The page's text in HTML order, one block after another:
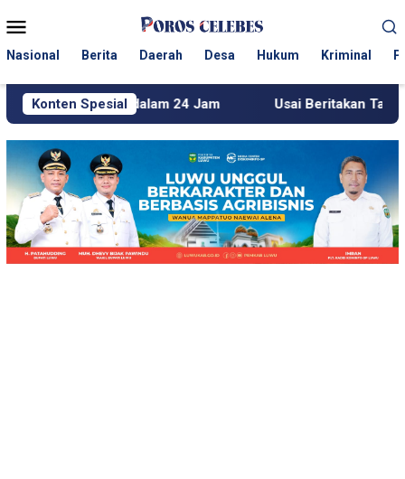
ke
Mobile
Nasional Berita Daerah Desa Hukum Kriminal
Konten Spesial
dalam 24 Jam Usai Beritakan Tambang Emas Ilegal